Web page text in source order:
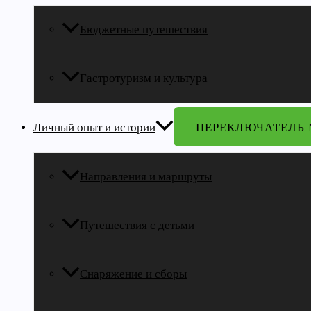
Бюджетные путешествия
Гастротуризм и культура
Личный опыт и истории
Направления и маршруты
Путешествия с детьми
Снаряжение и сборы